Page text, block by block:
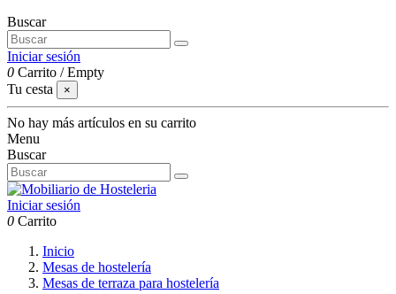
Buscar
Iniciar sesión
0 Carrito /Empty
Tu cesta
×
No hay más artículos en su carrito
Menu
Buscar
Iniciar sesión
0 Carrito
Inicio
Mesas de hostelería
Mesas de terraza para hostelería